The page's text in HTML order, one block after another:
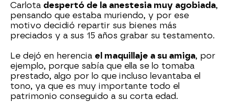
Carlota despertó de la anestesia muy agobiada,
pensando que estaba muriendo, y por ese
motivo decidió repartir sus bienes más
preciados y a sus 15 años grabar su testamento.
Le dejó en herencia el maquillaje a su amiga, por
ejemplo, porque sabía que ella se lo tomaba
prestado, algo por lo que incluso levantaba el
tono, ya que es muy importante todo el
patrimonio conseguido a su corta edad.